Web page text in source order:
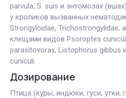
parvula, S. suis и энтомозах
у кроликов вызванных
Strongyloidae, Trichostrongylidae;
клещами видов Psoroptes
parasitovorax, Listophorus gibbus
cuniculi.
Дозирование
Птица (куры, индюки, гуси, утки,